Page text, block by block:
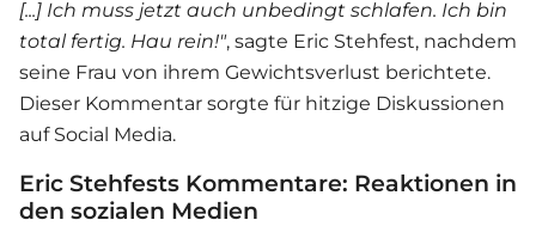
[...] Ich muss jetzt auch unbedingt schlafen. Ich bin
total fertig. Hau rein!", sagte Eric Stehfest, nachdem
seine Frau von ihrem Gewichtsverlust berichtete.
Dieser Kommentar sorgte für hitzige Diskussionen
auf Social Media.
Eric Stehfests Kommentare: Reaktionen in
den sozialen Medien